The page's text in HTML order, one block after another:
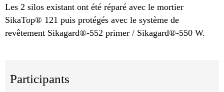
Les 2 silos existant ont été réparé avec le mortier
SikaTop® 121 puis protégés avec le système de
revêtement Sikagard®-552 primer / Sikagard®-550 W.
Participants